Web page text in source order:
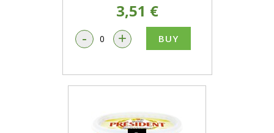
3,51 €
- + BUY